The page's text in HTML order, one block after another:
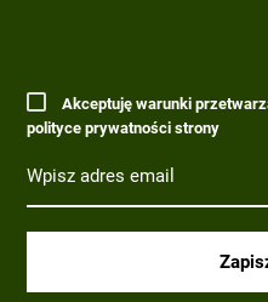
Akceptuję warunki
polityce prywatności strony